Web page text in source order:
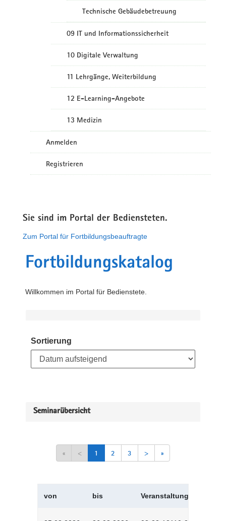
Technische Gebäudebetreuung
09 IT und Informationssicherheit
10 Digitale Verwaltung
11 Lehrgänge, Weiterbildung
12 E-Learning-Angebote
13 Medizin
Anmelden
Registrieren
Sie sind im Portal der Bediensteten.
Zum Portal für Fortbildungsbeauftragte
Fortbildungskatalog
Willkommen im Portal für Bedienstete.
Sortierung
Seminarübersicht
« < 1 2 3 > »
von bis Veranstaltungskürzel